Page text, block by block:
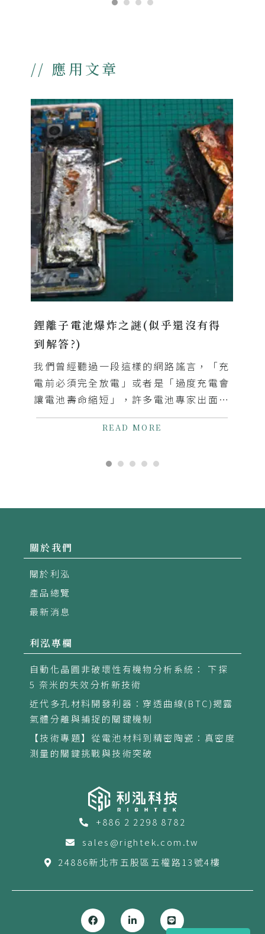
// 應用文章
鋰離子電池爆炸之謎(似乎還沒有得
到解答?)
我們曾經聽過一段這樣的網路謠言，「充
電前必須完全放電」或者是「過度充電會
讓電池壽命縮短」，許多電池專家出面駁
斥這樣的謠言，並且保證鋰離子電池的安
全。然而，這半年來的新聞完全跌破專家
READ MORE
關於我們
關於利泓
產品總覽
最新消息
利泓專欄
自動化晶圓非破壞性有機物分析系統： 下探
5 奈米的失效分析新技術
近代多孔材料開發利器：穿透曲線(BTC)揭露
氣體分離與捕捉的關鍵機制
【技術專題】從電池材料到精密陶瓷：真密度
測量的關鍵挑戰與技術突破
+886 2 2298 8782
sales@rightek.com.tw
24886新北市五股區五權路13號4樓